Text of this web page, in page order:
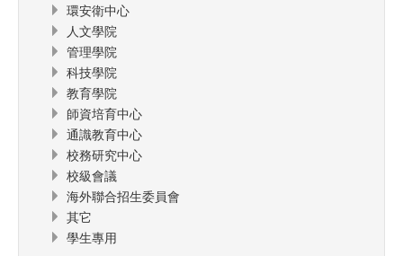
環安衛中心
人文學院
管理學院
科技學院
教育學院
師資培育中心
通識教育中心
校務研究中心
校級會議
海外聯合招生委員會
其它
學生專用